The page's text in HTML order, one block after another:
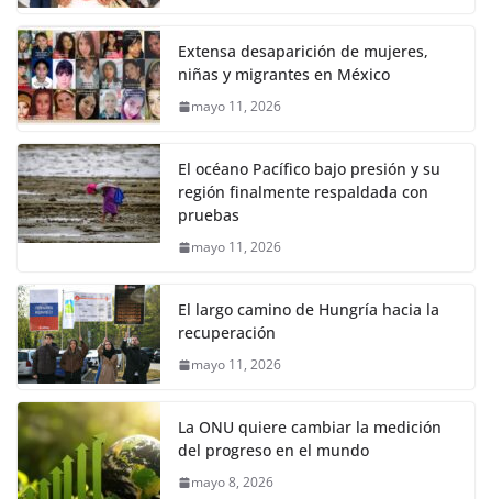
Extensa desaparición de mujeres,
niñas y migrantes en México
mayo 11, 2026
El océano Pacífico bajo presión y su
región finalmente respaldada con
pruebas
mayo 11, 2026
El largo camino de Hungría hacia la
recuperación
mayo 11, 2026
La ONU quiere cambiar la medición
del progreso en el mundo
mayo 8, 2026